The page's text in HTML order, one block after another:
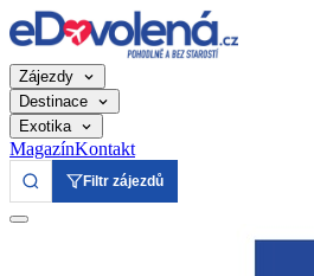
Zájezdy
Destinace
Exotika
MagazínKontakt
Filtr zájezdů